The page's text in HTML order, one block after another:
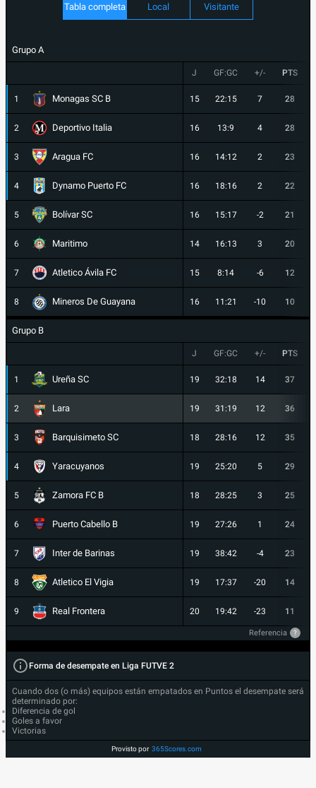
Tabla completa Local Visitante
Grupo A
J GF:GC +/- PTS
1 Monagas SC B 15 22:15 7 28
2 Deportivo Italia 16 13:9 4 28
3 Aragua FC 16 14:12 2 23
4 Dynamo Puerto FC 16 18:16 2 22
5 Bolívar SC 16 15:17 -2 21
6 Maritimo 14 16:13 3 20
7 Atletico Ávila FC 15 8:14 -6 12
8 Mineros De Guayana 16 11:21 -10 10
Grupo B
J GF:GC +/- PTS
1 Ureña SC 19 32:18 14 37
2 Lara 19 31:19 12 36
3 Barquisimeto SC 18 28:16 12 35
4 Yaracuyanos 19 25:20 5 29
5 Zamora FC B 18 28:25 3 25
6 Puerto Cabello B 19 27:26 1 24
7 Inter de Barinas 19 38:42 -4 23
8 Atletico El Vigia 19 17:37 -20 14
9 Real Frontera 20 19:42 -23 11
Referencia ?
Forma de desempate en Liga FUTVE 2
Cuando dos (o más) equipos están empatados en Puntos el desempate será
determinado por:
Diferencia de gol
Goles a favor
Victorias
Provisto por 365Scores.com